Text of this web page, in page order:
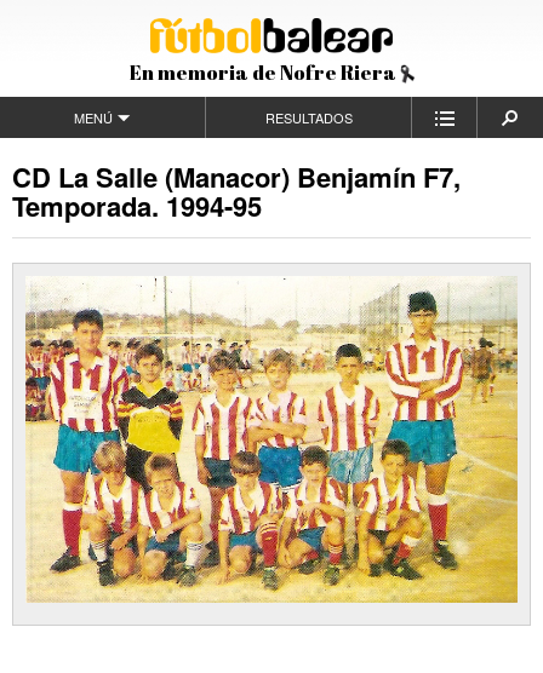
En memoria de Nofre Riera
MENÚ RESULTADOS
CD La Salle (Manacor) Benjamín F7,
Temporada. 1994-95